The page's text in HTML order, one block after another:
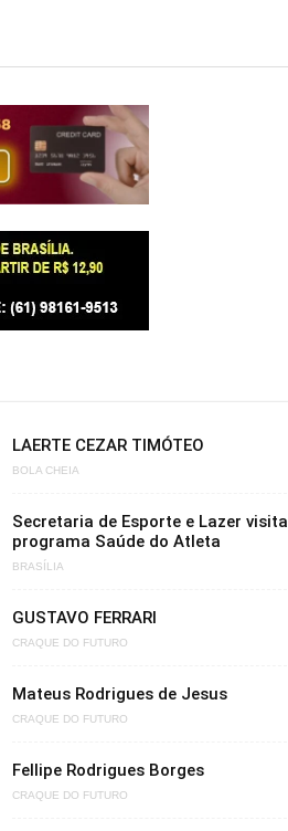
LAERTE CEZAR TIMÓTEO
BOLA CHEIA
Secretaria de Esporte e Lazer visita
programa Saúde do Atleta
BRASÍLIA
GUSTAVO FERRARI
CRAQUE DO FUTURO
Mateus Rodrigues de Jesus
CRAQUE DO FUTURO
Fellipe Rodrigues Borges
CRAQUE DO FUTURO